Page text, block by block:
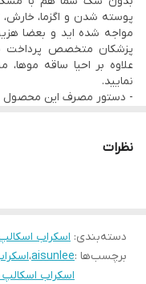
پوسته شدن و اگزما،
مواجه شده اید و بعضا
پزشکان متخصص پرداخت
علاوه بر احیا ساقه موها،
نمایید.
- دستور مصرف این محصول
نظرات
دسته‌بندی: اسکراب
برچسب‌ها :aisunlee،
اسکراب